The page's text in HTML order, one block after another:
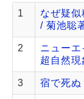
1
なぜ疑
/ 菊池聡
2
ニュー
超自然
3 宿で死